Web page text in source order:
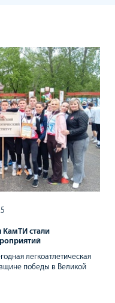
стали
легкоатлетическая
победы в Великой